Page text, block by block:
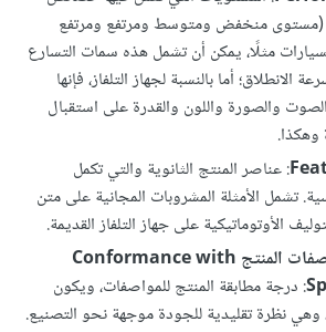
(مستوى منخفض ومتوسط ومرتفع ومرتفع
مثلًا، يمكن أن تشمل هذه سمات التسارع
الانطلاق؛ أما بالنسبة لجهاز التلفاز، فإنها
والصورة واللون والقدرة على استقبال
وهكذا.
: عناصر المنتج الثانوية والتي تكمل
تشمل الأمثلة المشروبات المجانية على متن
الأوتوماتيكية على جهاز التلفاز القديمة.
الاتساق مع مواصفات المنتج Conformance with
: درجة مطابقة المنتج للمواصفات، ويكون
وهي نظرة تقليدية للجودة موجهة نحو التصنيع.